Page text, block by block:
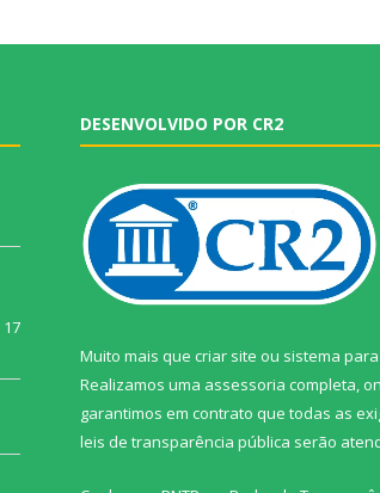
17
DESENVOLVIDO POR CR2
Muito mais que criar site ou sistema
Realizamos uma assessoria completa,
garantimos em contrato que todas as
leis de transparência pública serão